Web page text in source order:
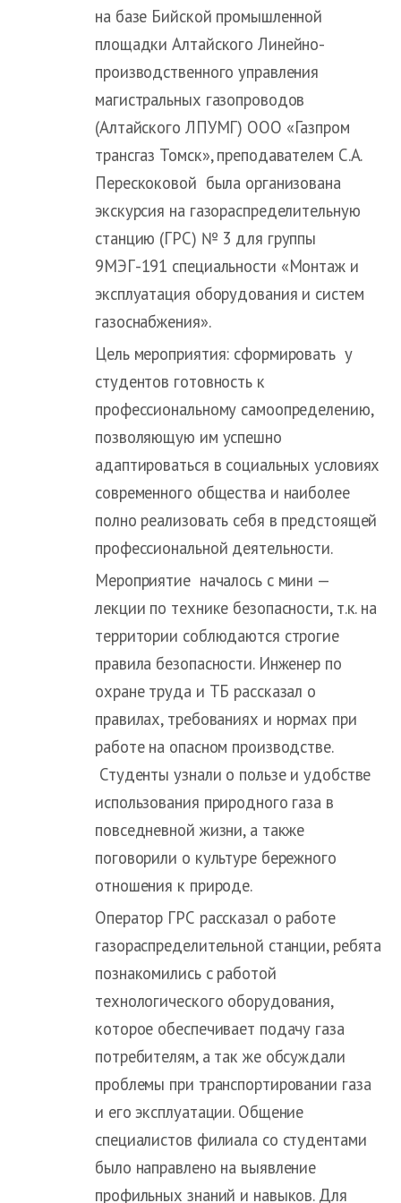
на базе Бийской промышленной
площадки Алтайского Линейно-
производственного управления
магистральных газопроводов
(Алтайского ЛПУМГ) ООО «Газпром
трансгаз Томск», преподавателем С.А.
Перескоковой была организована
экскурсия на газораспределительную
станцию (ГРС) № 3 для группы
9МЭГ-191 специальности «Монтаж и
эксплуатация оборудования и систем
газоснабжения».
Цель мероприятия: сформировать у
студентов готовность к
профессиональному самоопределению,
позволяющую им успешно
адаптироваться в социальных условиях
современного общества и наиболее
полно реализовать себя в предстоящей
профессиональной деятельности.
Мероприятие началось с мини —
лекции по технике безопасности, т.к. на
территории соблюдаются строгие
правила безопасности. Инженер по
охране труда и ТБ рассказал о
правилах, требованиях и нормах при
работе на опасном производстве.
Студенты узнали о пользе и удобстве
использования природного газа в
повседневной жизни, а также
поговорили о культуре бережного
отношения к природе.
Оператор ГРС рассказал о работе
газораспределительной станции, ребята
познакомились с работой
технологического оборудования,
которое обеспечивает подачу газа
потребителям, а так же обсуждали
проблемы при транспортировании газа
и его эксплуатации. Общение
специалистов филиала со студентами
было направлено на выявление
профильных знаний и навыков. Для